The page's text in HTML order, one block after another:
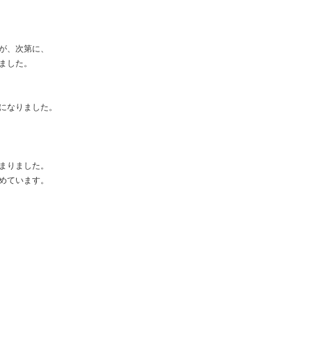
次第に、
した。
なりました。
りました。
ています。